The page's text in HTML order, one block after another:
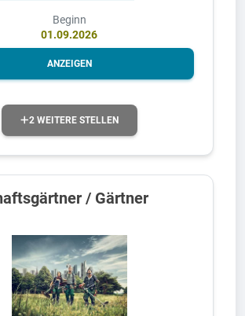
Beginn
01.09.2026
ANZEIGEN
2 WEITERE STELLEN
/ Gärtner